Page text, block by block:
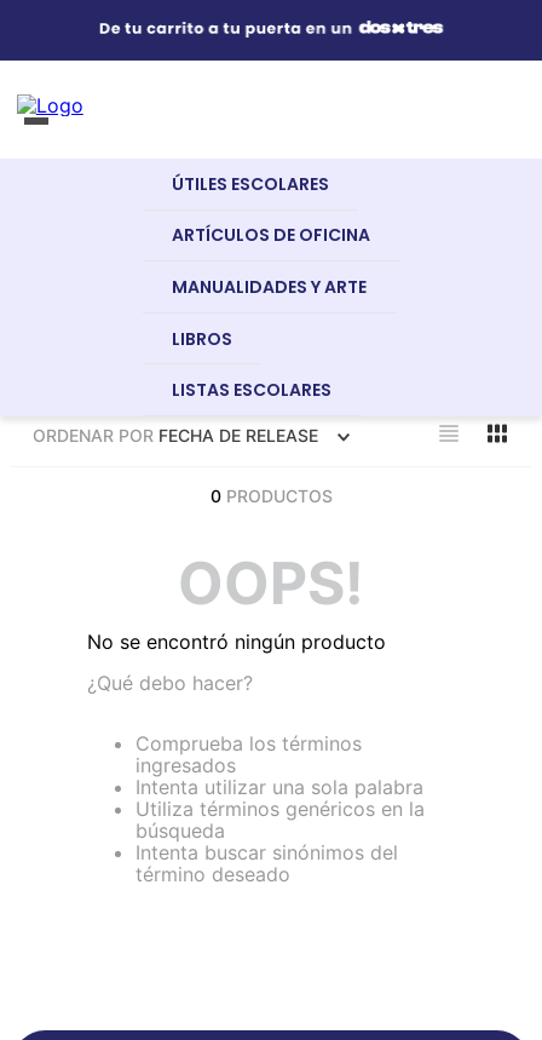
Útiles Escolares
Artículos de Oficina
Manualidades y Arte
Libros
ÚTILES ESCOLARES
ARTÍCULOS DE OFICINA
MANUALIDADES Y ARTE
LIBROS
LISTAS ESCOLARES
ORDENAR POR FECHA DE RELEASE
0 PRODUCTOS
OOPS!
No se encontró ningún producto
¿Qué debo hacer?
Comprueba los términos
ingresados
Intenta utilizar una sola palabra
Utiliza términos genéricos en la
búsqueda
Intenta buscar sinónimos del
término deseado